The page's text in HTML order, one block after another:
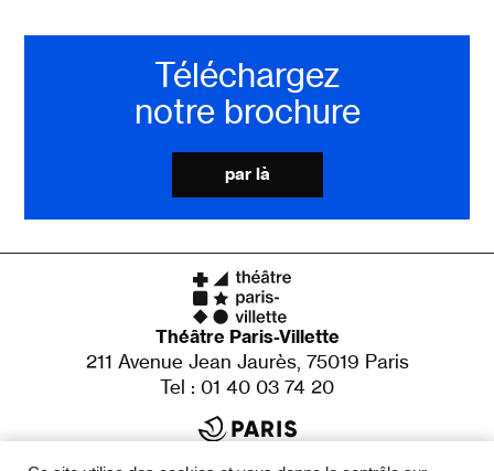
Téléchargez
notre brochure
par là
Théâtre Paris-Villette
211 Avenue Jean Jaurès, 75019 Paris
Tel : 01 40 03 74 20